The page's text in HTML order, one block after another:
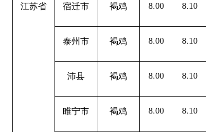
江苏省 宿迁市 褐鸡 8.00 8.10
泰州市 褐鸡 8.00 8.10
沛县 褐鸡 8.00 8.10
睢宁市 褐鸡 8.00 8.10